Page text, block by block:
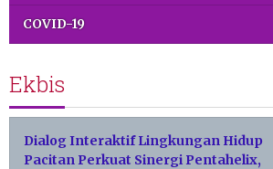
COVID-19
Ekbis
Dialog Interaktif Lingkungan Hidup
Pacitan Perkuat Sinergi Pentahelix,